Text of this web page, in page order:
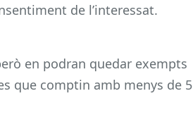
de l’interessat.
en podran quedar exempts
que comptin amb menys de 5